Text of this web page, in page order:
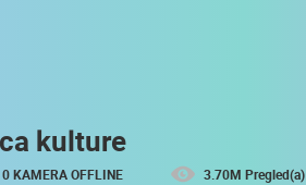
kulture
0 KAMERA OFFLINE 3.70M Pregled(a)